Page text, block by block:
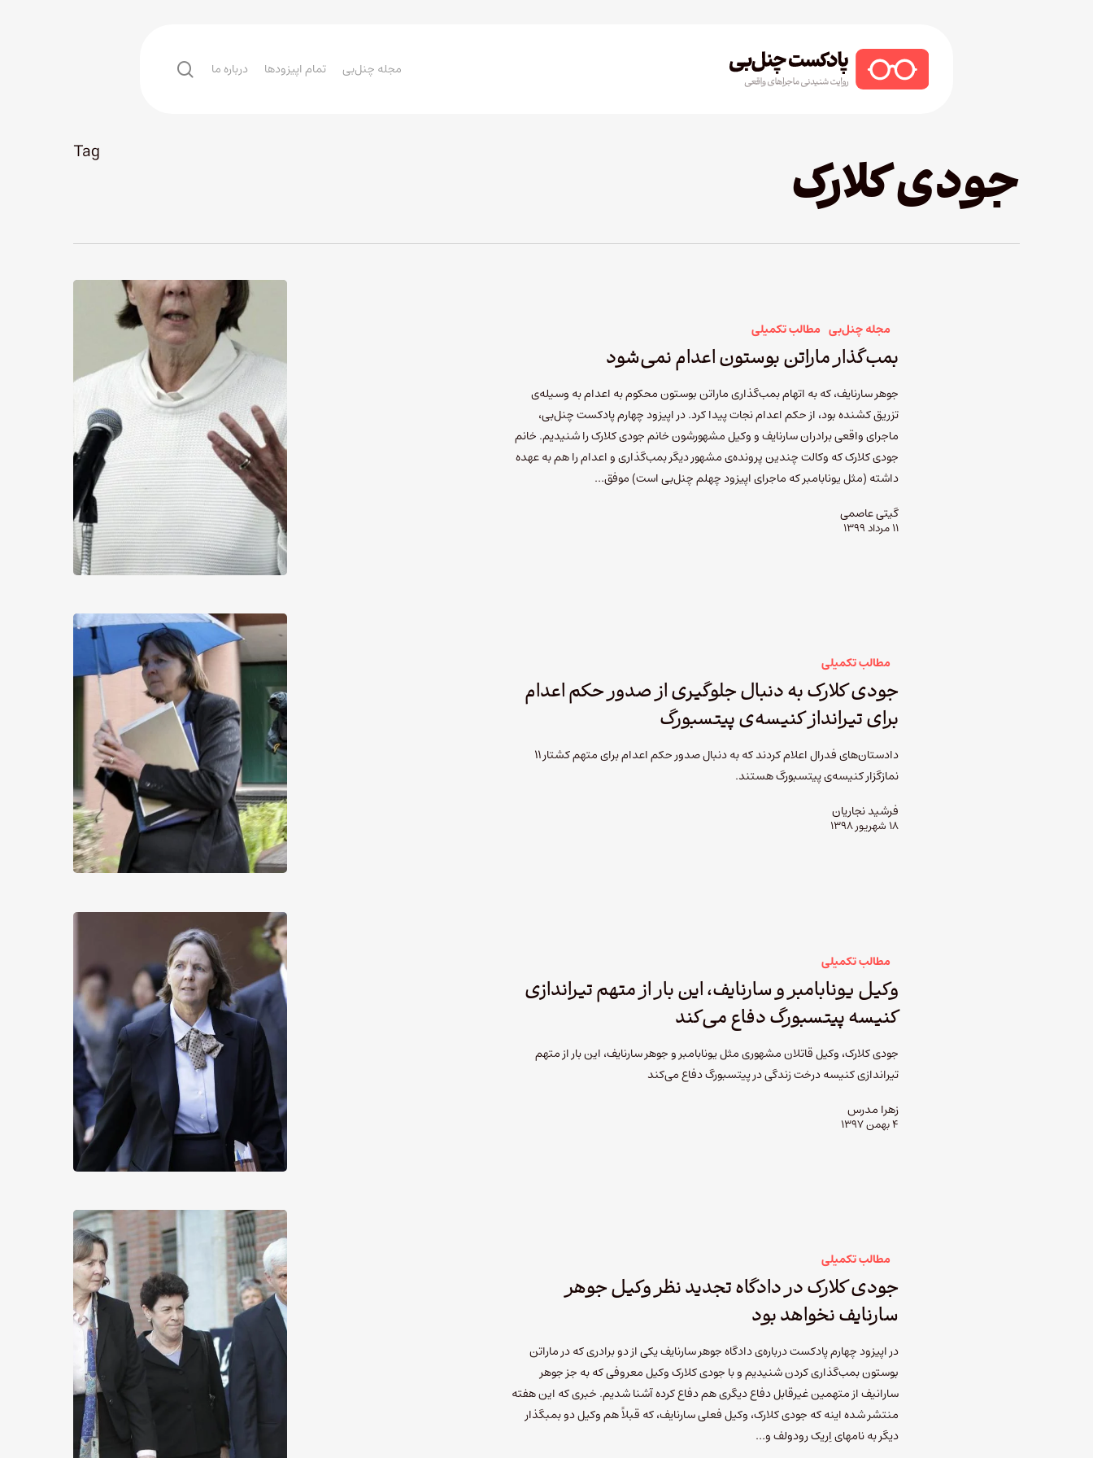
مجله چنل‌بی تمام اپیزودها درباره ما search
Tag جودی کلارک
مجله چنل‌بی مطالب تکمیلی
بمب‌گذار ماراتن بوستون اعدام نمی‌شود
جوهر سارنایف، که به اتهام بمب‌گذاری ماراتن بوستون محکوم به اعدام به وسیله‌ی
تزریق کشنده بود، از حکم اعدام نجات پیدا کرد. در اپیزود چهارم پادکست چنل‌بی،
ماجرای واقعی برادران سارنایف و وکیل مشهورشون خانم جودی کلارک را شنیدیم. خانم
جودی کلارک که وکالت چندین پرونده‌ی مشهور دیگر بمب‌گذاری و اعدام را هم به عهده
داشته (مثل یونابامبر که ماجرای اپیزود چهلم چنل‌بی است) موفق…
گیتی عاصمی
۱۱ مرداد ۱۳۹۹
مطالب تکمیلی
جودی کلارک به دنبال جلوگیری از صدور حکم اعدام
برای تیرانداز کنیسه­‌ی پیتسبورگ
دادستان‌های فدرال اعلام کردند که به دنبال صدور حکم اعدام برای متهم کشتار 11
نمازگزار کنیسه­‌ی پیتسبورگ هستند.
فرشید نجاریان
۱۸ شهریور ۱۳۹۸
مطالب تکمیلی
وکیل یونابامبر و سارنایف، این بار از متهم تیراندازی
کنیسه پیتسبورگ دفاع می‌کند
جودی کلارک، وکیل قاتلان مشهوری مثل یونابامبر و جوهر سارنایف، این بار از متهم
تیراندازی کنیسه درخت زندگی در پیتسبورگ دفاع می‌کند
زهرا مدرس
۴ بهمن ۱۳۹۷
مطالب تکمیلی
جودی کلارک در دادگاه تجدید نظر وکیل جوهر
سارنایف نخواهد بود
در اپیزود چهارم پادکست درباره‌ی دادگاه جوهر سارنایف یکی از دو برادری که در ماراتن
بوستون بمب‌گذاری کردن شنیدیم و با جودی کلارک وکیل معروفی که به جز جوهر
سارانیف از متهمین غیرقابل دفاع دیگری هم دفاع کرده آشنا شدیم. خبری که این هفته
منتشر شده اینه که جودی کلارک، وکیل فعلی سارنایف، که قبلاً هم وکیل دو بمبگذار
دیگر به نامهای اِریک رودولف و…